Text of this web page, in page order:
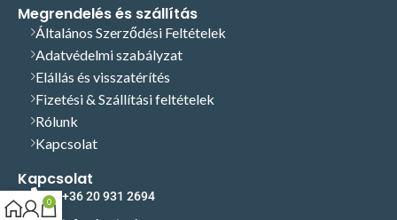
Megrendelés és szállítás
Általános Szerződési Feltételek
Adatvédelmi szabályzat
Elállás és visszatérítés
Fizetési & Szállítási feltételek
Rólunk
Kapcsolat
Kapcsolat
+36 20 931 2694
0